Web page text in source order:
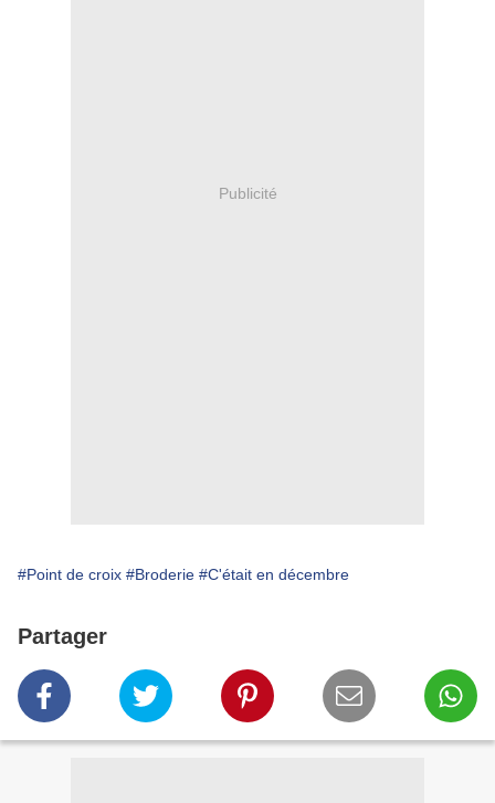
Publicité
#Point de croix #Broderie #C'était en décembre
Partager